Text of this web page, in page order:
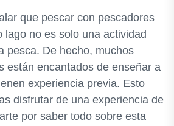
que pescar con pescadores
lago no es solo una actividad
pesca. De hecho, muchos
están encantados de enseñar a
experiencia previa. Esto
disfrutar de una experiencia de
por saber todo sobre esta